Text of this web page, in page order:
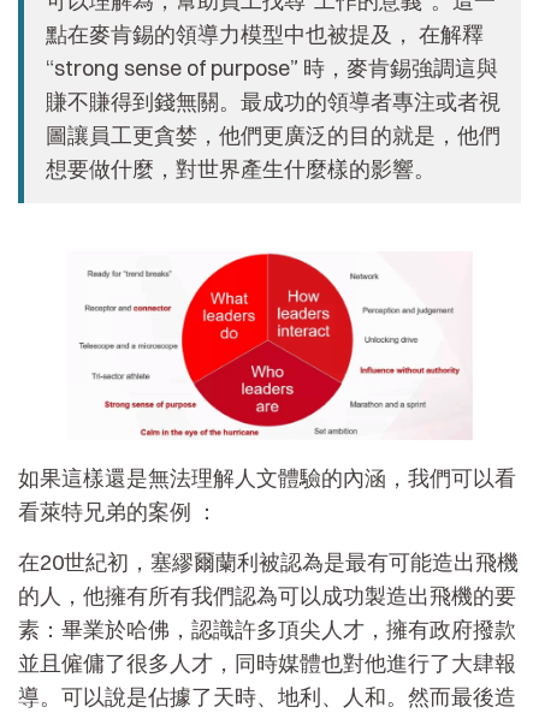
點在麥肯錫的領導力模型中也被提及， 在解釋
“strong sense of purpose” 時，麥肯錫強調這與
賺不賺得到錢無關。最成功的領導者專注或者視
圖讓員工更貪婪，他們更廣泛的目的就是，他們
想要做什麼，對世界產生什麼樣的影響。
如果這樣還是無法理解人文體驗的內涵，我們可以看
看萊特兄弟的案例 ：
在20世紀初，塞繆爾蘭利被認為是最有可能造出飛機
的人，他擁有所有我們認為可以成功製造出飛機的要
素：畢業於哈佛，認識許多頂尖人才，擁有政府撥款
並且僱傭了很多人才，同時媒體也對他進行了大肆報
導。可以說是佔據了天時、地利、人和。然而最後造